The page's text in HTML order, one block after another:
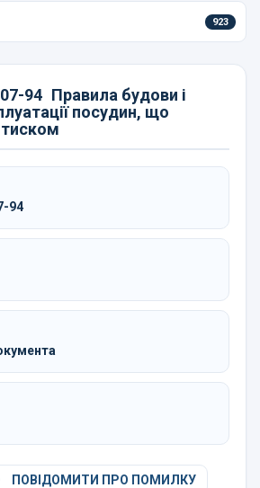
923
94 Правила будови і
посудин, що
94
ПОВІДОМИТИ ПРО ПОМИЛКУ